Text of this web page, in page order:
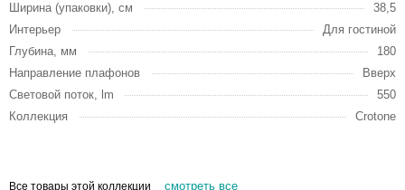
Ширина (упаковки), см
38,5
Интерьер
Для гостиной
Глубина, мм
180
Направление плафонов
Вверх
Световой поток, lm
550
Коллекция
Crotone
Все товары этой коллекции смотреть все